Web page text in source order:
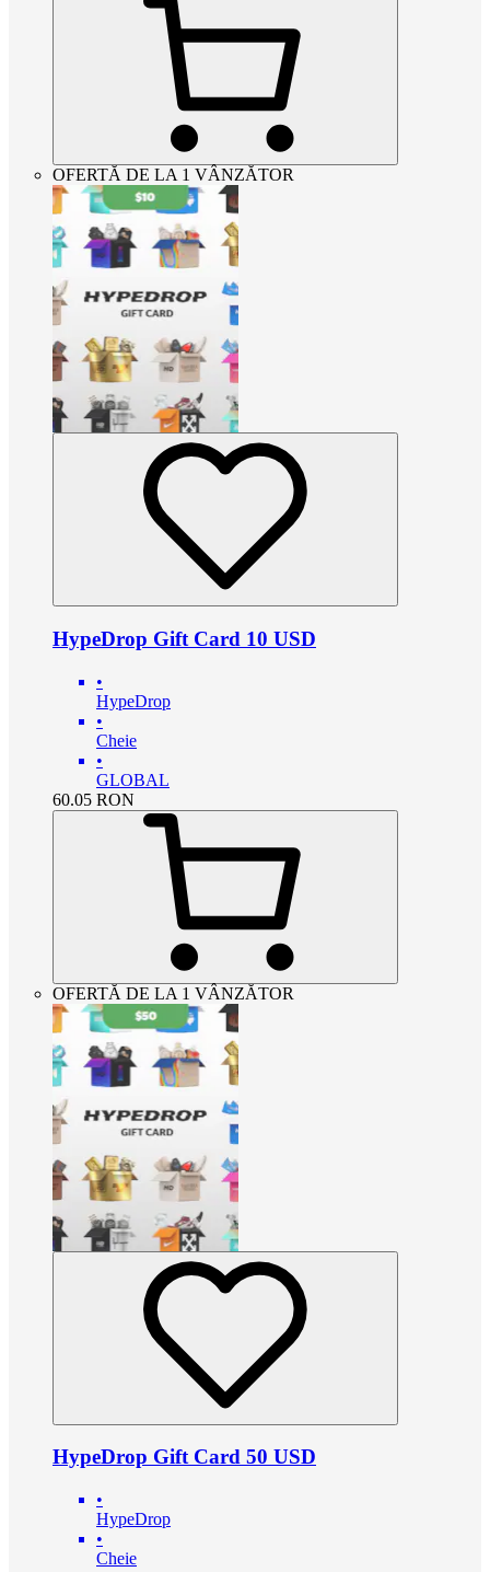
OFERTĂ DE LA 1 VÂNZĂTOR
HypeDrop Gift Card 10 USD
•
HypeDrop
•
Cheie
•
GLOBAL
60.05 RON
OFERTĂ DE LA 1 VÂNZĂTOR
HypeDrop Gift Card 50 USD
•
HypeDrop
•
Cheie